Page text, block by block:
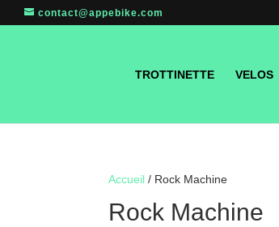
contact@appebike.com
TROTTINETTE VELOS
Accueil / Rock Machine
Rock Machine